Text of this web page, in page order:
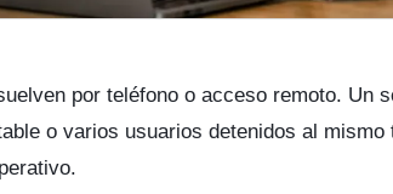
por teléfono o acceso remoto. Un
o varios usuarios detenidos al mismo